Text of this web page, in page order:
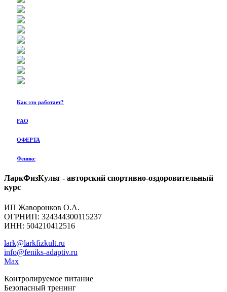
Как это работает?
FAQ
ОФЕРТА
Феникс
ЛаркФизКульт - авторский спортивно-оздоровительный
курс
ИП Жаворонков О.А.
ОГРНИП: 324344300115237
ИНН: 504210412516
lark@larkfizkult.ru
info@feniks-adaptiv.ru
Max
Контролируемое питание
Безопасный тренинг